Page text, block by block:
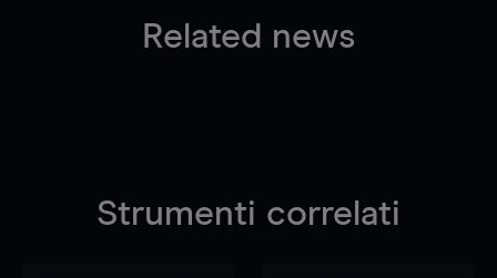
Related news
Strumenti correlati